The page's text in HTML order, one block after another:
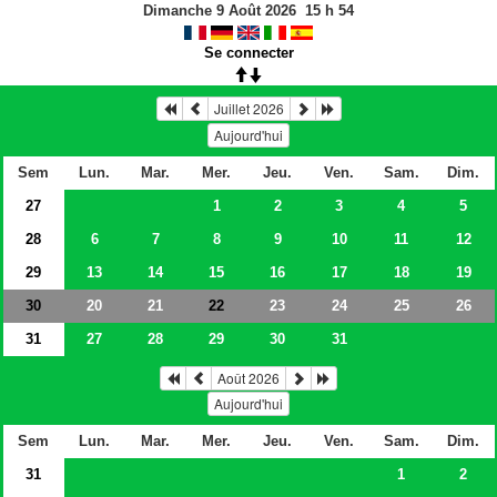
Dimanche 9 Août 2026 15 h 54
Se connecter
Juillet 2026
Aujourd'hui
Sem Lun. Mar. Mer. Jeu. Ven. Sam.
Dim.
27
1 2 3 4
5
28
6 7 8 9 10 11
12
29
13 14 15 16 17 18
19
30
20 21 22 23 24 25
26
31
27 28 29 30 31
Août 2026
Aujourd'hui
Sem Lun. Mar. Mer. Jeu. Ven. Sam.
Dim.
31
1
2